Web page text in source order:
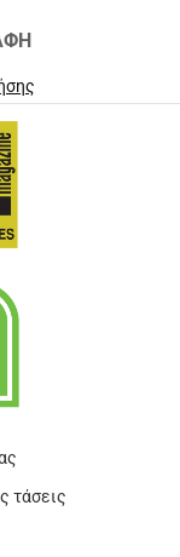
τάσεις